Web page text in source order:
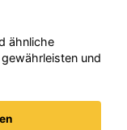
ähnliche
und